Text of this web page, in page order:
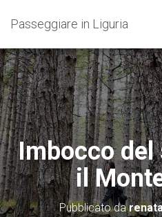
Passeggiare in Liguria
Imbocco del
il
Pubblicato da